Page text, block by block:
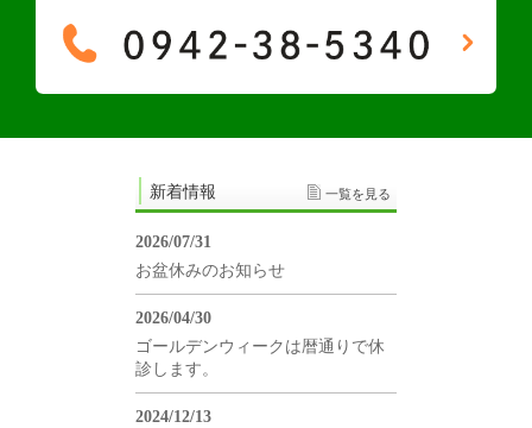
新着情報 一覧を見る
2026/07/31
お盆休みのお知らせ
2026/04/30
ゴールデンウィークは暦通りで休
診します。
2024/12/13